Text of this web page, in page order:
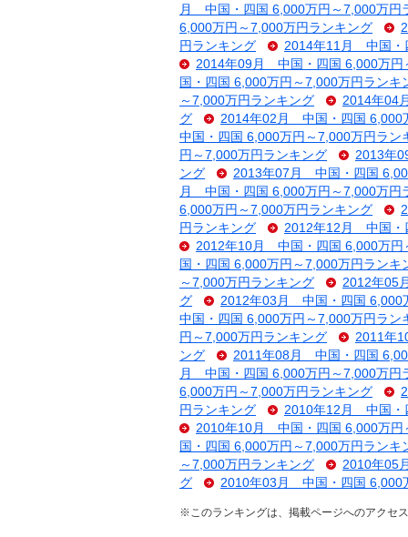
月 中国・四国 6,000万円～7,000万円
6,000万円～7,000万円ランキング
円ランキング
2014年11月 中国・
2014年09月 中国・四国 6,000万円
国・四国 6,000万円～7,000万円ランキ
～7,000万円ランキング
2014年04
グ
2014年02月 中国・四国 6,000
中国・四国 6,000万円～7,000万円ラン
円～7,000万円ランキング
2013年
ング
2013年07月 中国・四国
月 中国・四国 6,000万円～7,000万円
6,000万円～7,000万円ランキング
円ランキング
2012年12月 中国・
2012年10月 中国・四国 6,000万円
国・四国 6,000万円～7,000万円ランキ
～7,000万円ランキング
2012年05
グ
2012年03月 中国・四国 6,000
中国・四国 6,000万円～7,000万円ラン
円～7,000万円ランキング
2011年
ング
2011年08月 中国・四国
月 中国・四国 6,000万円～7,000万円
6,000万円～7,000万円ランキング
円ランキング
2010年12月 中国・
2010年10月 中国・四国 6,000万円
国・四国 6,000万円～7,000万円ランキ
～7,000万円ランキング
2010年05
グ
2010年03月 中国・四国 6,000
※このランキングは、掲載ページへのアクセ